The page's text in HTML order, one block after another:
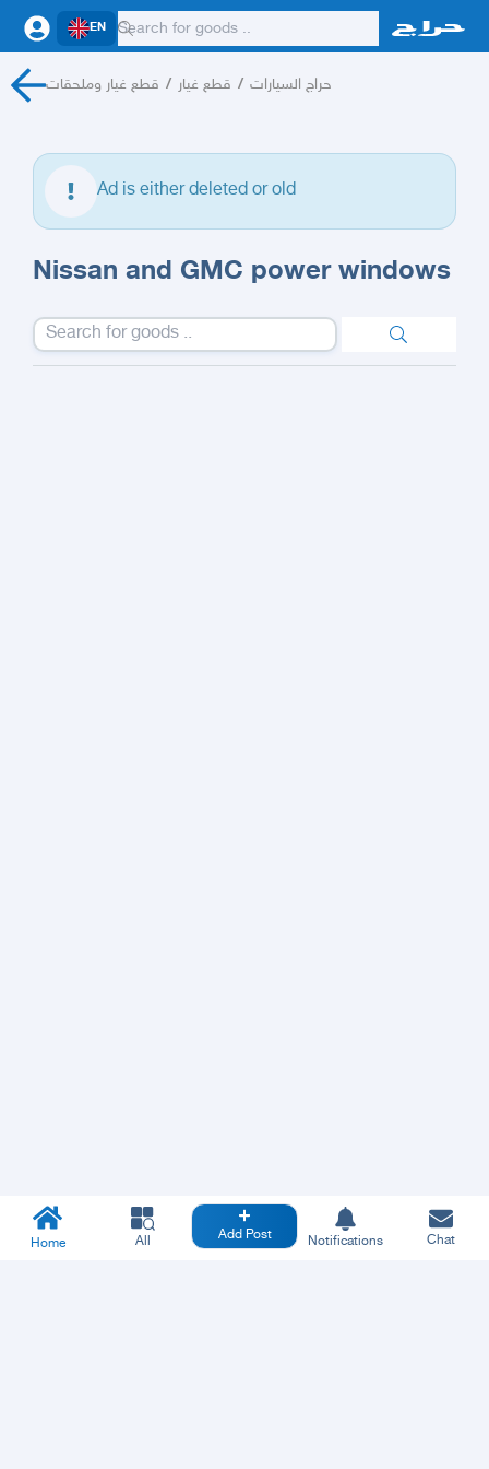
EN
قطع غيار وملحقات / قطع غيار / حراج السيارات
Ad is either deleted or old
Nissan and GMC power windows
Home All Add Post Notifications Chat